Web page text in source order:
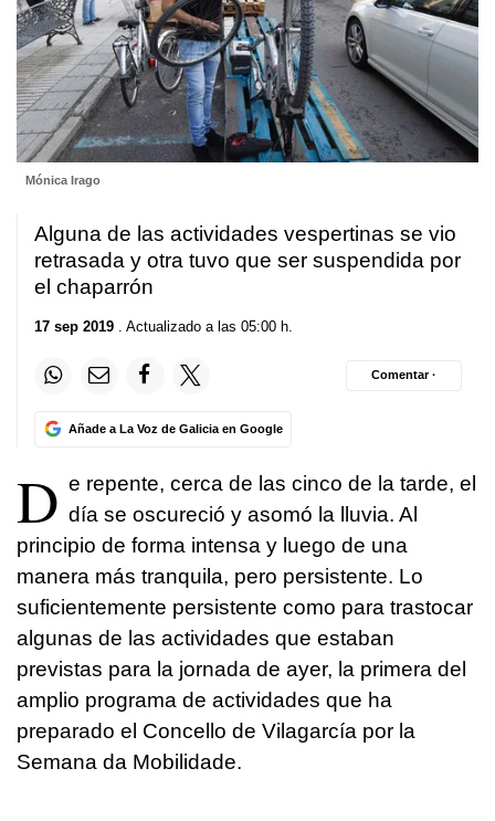
Mónica Irago
Alguna de las actividades vespertinas se vio
retrasada y otra tuvo que ser suspendida por
el chaparrón
17 sep 2019 . Actualizado a las 05:00 h.
Añade a La Voz de Galicia en Google
Comentar ·
D e repente, cerca de las cinco de la tarde, el
día se oscureció y asomó la lluvia. Al
principio de forma intensa y luego de una
manera más tranquila, pero persistente. Lo
suficientemente persistente como para trastocar
algunas de las actividades que estaban
previstas para la jornada de ayer, la primera del
amplio programa de actividades que ha
preparado el Concello de Vilagarcía por la
Semana da Mobilidade.